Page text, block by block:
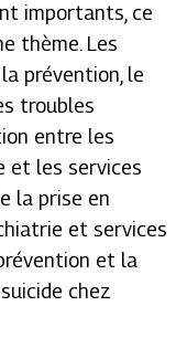
importants, ce
thème. Les
prévention, le
troubles
entre les
et les services
la prise en
et services
et la
chez